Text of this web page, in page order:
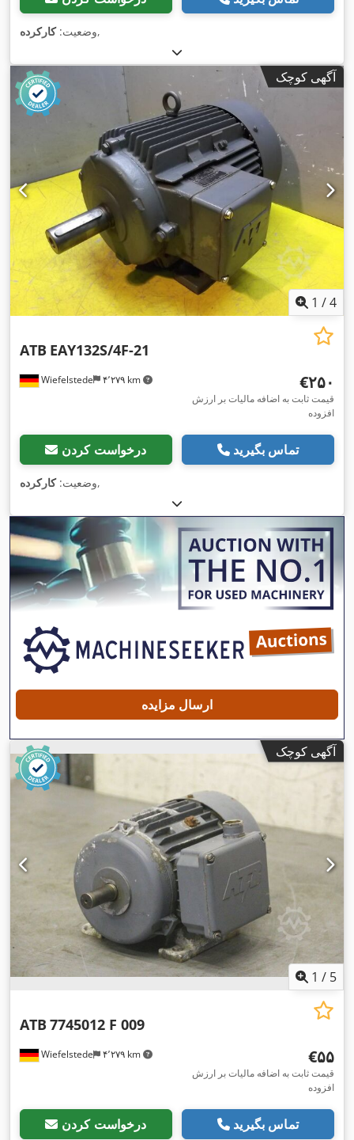
وضعیت:کارکرده ,
آگهی کوچک
1 /4
Wiefelstede ۴٬۲۷۹ km
ATB EAY132S/4F-21
‎€۲۵۰
قیمت ثابت به اضافه مالیات بر ارزش
افزوده
درخواست کردن تماس بگیرید
وضعیت:کارکرده ,
ارسال مزایده
آگهی کوچک
1 / 5
Wiefelstede ۴٬۲۷۹ km
ATB 7745012 F 009
‎€۵۵
قیمت ثابت به اضافه مالیات بر ارزش
افزوده
درخواست کردن تماس بگیرید